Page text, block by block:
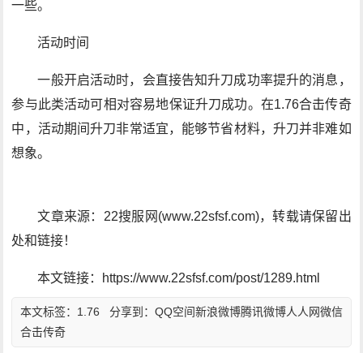
一些。
活动时间
一般开启活动时，会直接告知升刀成功率提升的消息，
参与此类活动可相对容易地保证升刀成功。在1.76合击传奇
中，活动期间升刀非常适宜，能够节省材料，升刀并非难如
想象。
文章来源：22搜服网(www.22sfsf.com)，转载请保留出
处和链接！
本文链接：https://www.22sfsf.com/post/1289.html
分享到： QQ空间新浪微博腾讯微博人人网微信
本文标签： 1.76
合击传奇